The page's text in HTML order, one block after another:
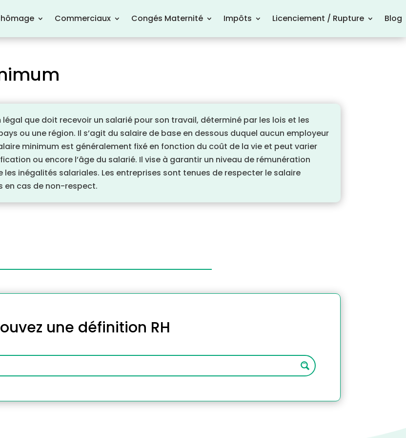
Commerciaux Congés Maternité Impôts Licenciement / Rupture Blog
que doit recevoir un salarié pour son travail, déterminé par les lois et les
ou une région. Il s’agit du salaire de base en dessous duquel aucun employeur
minimum est généralement fixé en fonction du coût de la vie et peut varier
ou encore l’âge du salarié. Il vise à garantir un niveau de rémunération
inégalités salariales. Les entreprises sont tenues de respecter le salaire
en cas de non-respect.
une définition RH